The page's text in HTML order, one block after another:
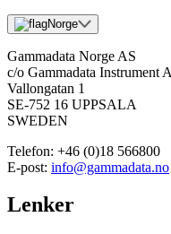
Norge
Gammadata Norge AS
c/o Gammadata Instrument
Vallongatan 1
SE-752 16 UPPSALA
SWEDEN
Telefon: +46 (0)18 566800
E-post: info@gammadata.no
Lenker